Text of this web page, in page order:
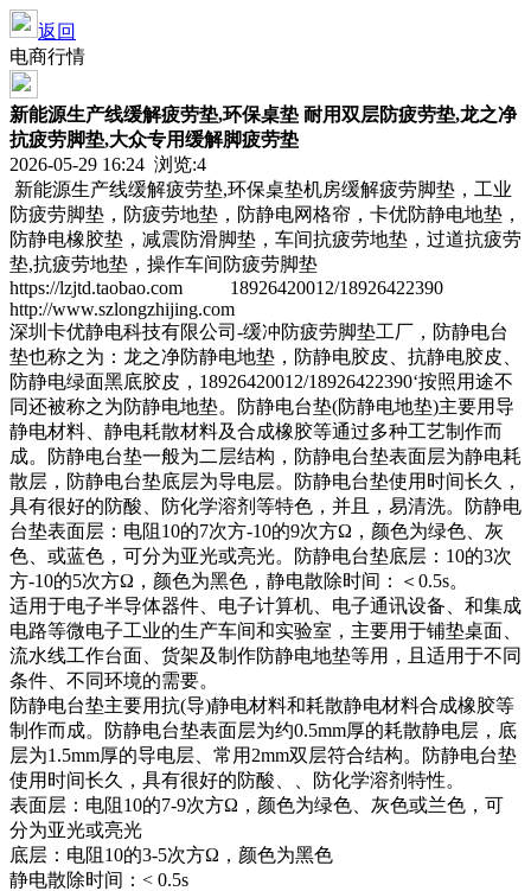
返回
电商行情
新能源生产线缓解疲劳垫,环保桌垫 耐用双层防疲劳垫,龙之净
抗疲劳脚垫,大众专用缓解脚疲劳垫
2026-05-29 16:24 浏览:4
新能源生产线缓解疲劳垫,环保桌垫机房缓解疲劳脚垫，工业
防疲劳脚垫，防疲劳地垫，防静电网格帘，卡优防静电地垫，
防静电橡胶垫，减震防滑脚垫，车间抗疲劳地垫，过道抗疲劳
垫,抗疲劳地垫，操作车间防疲劳脚垫
https://lzjtd.taobao.com 18926420012/18926422390
http://www.szlongzhijing.com
深圳卡优静电科技有限公司-缓冲防疲劳脚垫工厂，防静电台
垫也称之为：龙之净防静电地垫，防静电胶皮、抗静电胶皮、
防静电绿面黑底胶皮，18926420012/18926422390‘按照用途不
同还被称之为防静电地垫。防静电台垫(防静电地垫)主要用导
静电材料、静电耗散材料及合成橡胶等通过多种工艺制作而
成。防静电台垫一般为二层结构，防静电台垫表面层为静电耗
散层，防静电台垫底层为导电层。防静电台垫使用时间长久，
具有很好的防酸、防化学溶剂等特色，并且，易清洗。防静电
台垫表面层：电阻10的7次方-10的9次方Ω，颜色为绿色、灰
色、或蓝色，可分为亚光或亮光。防静电台垫底层：10的3次
方-10的5次方Ω，颜色为黑色，静电散除时间：＜0.5s。
适用于电子半导体器件、电子计算机、电子通讯设备、和集成
电路等微电子工业的生产车间和实验室，主要用于铺垫桌面、
流水线工作台面、货架及制作防静电地垫等用，且适用于不同
条件、不同环境的需要。
防静电台垫主要用抗(导)静电材料和耗散静电材料合成橡胶等
制作而成。防静电台垫表面层为约0.5mm厚的耗散静电层，底
层为1.5mm厚的导电层、常用2mm双层符合结构。防静电台垫
使用时间长久，具有很好的防酸、、防化学溶剂特性。
表面层：电阻10的7-9次方Ω，颜色为绿色、灰色或兰色，可
分为亚光或亮光
底层：电阻10的3-5次方Ω，颜色为黑色
静电散除时间：< 0.5s